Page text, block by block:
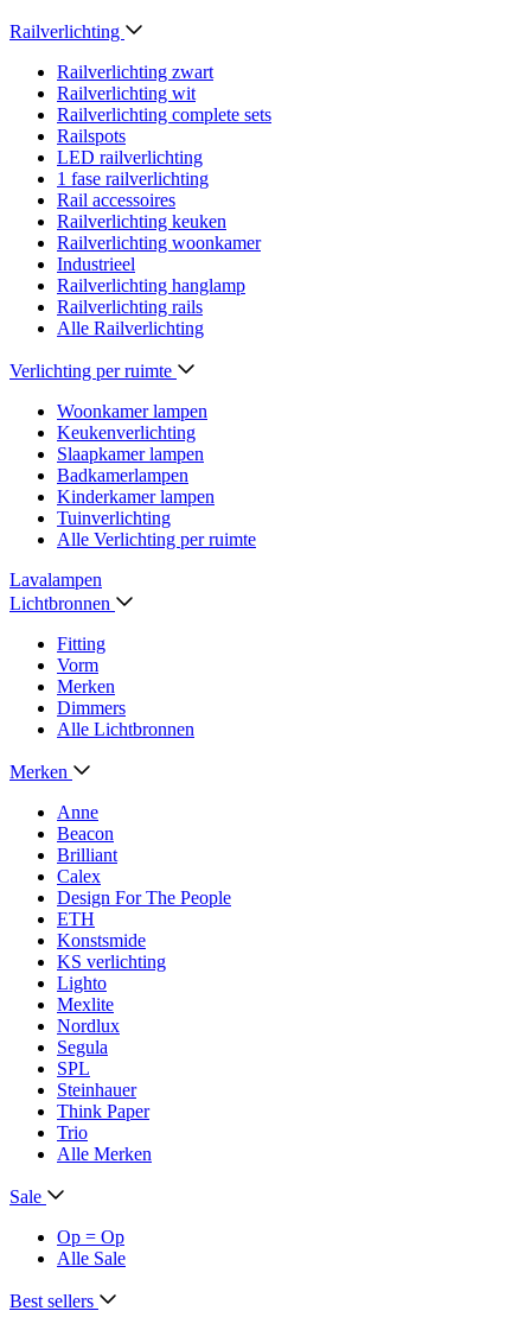
Railverlichting
Railverlichting zwart
Railverlichting wit
Railverlichting complete sets
Railspots
LED railverlichting
1 fase railverlichting
Rail accessoires
Railverlichting keuken
Railverlichting woonkamer
Industrieel
Railverlichting hanglamp
Railverlichting rails
Alle Railverlichting
Verlichting per ruimte
Woonkamer lampen
Keukenverlichting
Slaapkamer lampen
Badkamerlampen
Kinderkamer lampen
Tuinverlichting
Alle Verlichting per ruimte
Lavalampen
Lichtbronnen
Fitting
Vorm
Merken
Dimmers
Alle Lichtbronnen
Merken
Anne
Beacon
Brilliant
Calex
Design For The People
ETH
Konstsmide
KS verlichting
Lighto
Mexlite
Nordlux
Segula
SPL
Steinhauer
Think Paper
Trio
Alle Merken
Sale
Op = Op
Alle Sale
Best sellers